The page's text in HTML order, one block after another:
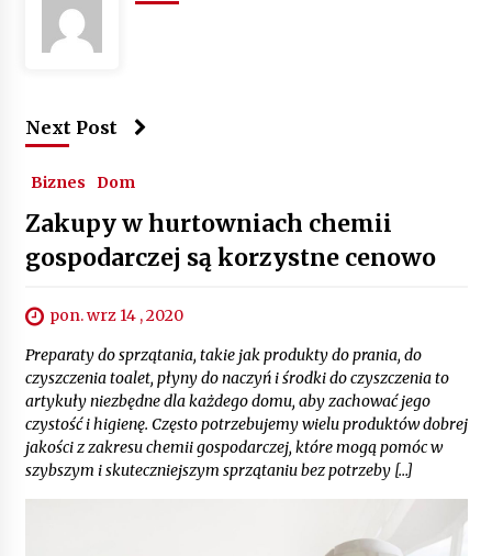
Next Post
Biznes Dom
Zakupy w hurtowniach chemii
gospodarczej są korzystne cenowo
pon. wrz 14 , 2020
Preparaty do sprzątania, takie jak produkty do prania, do
czyszczenia toalet, płyny do naczyń i środki do czyszczenia to
artykuły niezbędne dla każdego domu, aby zachować jego
czystość i higienę. Często potrzebujemy wielu produktów dobrej
jakości z zakresu chemii gospodarczej, które mogą pomóc w
szybszym i skuteczniejszym sprzątaniu bez potrzeby […]